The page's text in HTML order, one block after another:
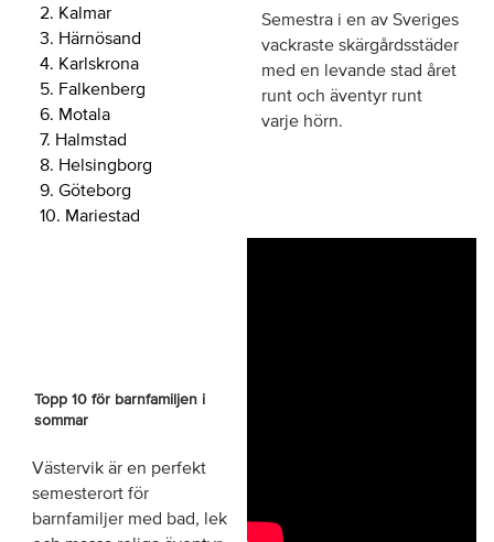
2. Kalmar
3. Härnösand
4. Karlskrona
5. Falkenberg
6. Motala
7. Halmstad
8. Helsingborg
9. Göteborg
10. Mariestad
Semestra i en av Sveriges
vackraste skärgårdsstäder
med en levande stad året
runt och äventyr runt
varje hörn.
Topp 10 för barnfamiljen i
sommar
Västervik är en perfekt
semesterort för
barnfamiljer med bad, lek